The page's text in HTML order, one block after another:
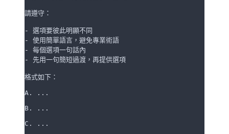
請遵守：
-
選項要彼此明顯不同
-
使用簡單語言，避免專業術語
-
每個選項一句話內
-
先用一句簡短過渡，再提供選項
格式如下：
A. ...
B. ...
C. ...